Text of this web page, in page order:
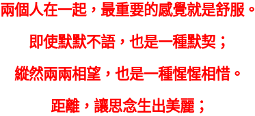
兩個人在一起，最重要的感覺就是舒服。
即使默默不語，也是一種默契；
縱然兩兩相望，也是一種惺惺相惜。
距離，讓思念生出美麗；